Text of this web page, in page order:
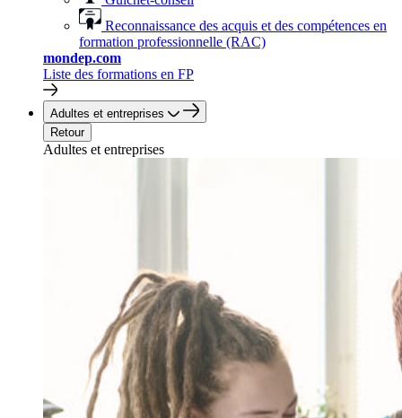
Reconnaissance des acquis et des compétences en
formation professionnelle (RAC)
mondep.com
Liste des formations en FP
Adultes et entreprises
Retour
Adultes et entreprises